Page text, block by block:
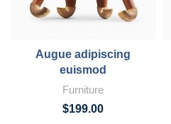
Augue adipiscing
euismod
Furniture
$199.00